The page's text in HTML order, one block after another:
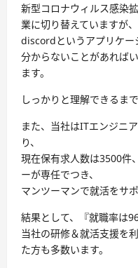
新型コロナウィルス感染
業に切り替えていますが、
discordというアプリケー
分からないことがあれば
ます。
しっかりと理解できるま
また、当社はITエンジニ
り、
現在保有求人数は3500件
ーが専任でつき、
マンツーマンで就活をサポ
結果として、『就職率は
当社の研修＆就活支援を
た方も多数います。